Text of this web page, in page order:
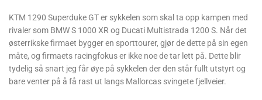
KTM 1290 Superduke GT er sykkelen som skal ta opp kampen med
rivaler som BMW S 1000 XR og Ducati Multistrada 1200 S. Når det
østerrikske firmaet bygger en sporttourer, gjør de dette på sin egen
måte, og firmaets racingfokus er ikke noe de tar lett på. Dette blir
tydelig så snart jeg får øye på sykkelen der den står fullt utstyrt og
bare venter på å få rast ut langs Mallorcas svingete fjellveier.